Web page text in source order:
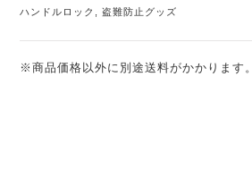
ハンドルロック ,盗難防止グッズ
※商品価格以外に別途送料がかかります。